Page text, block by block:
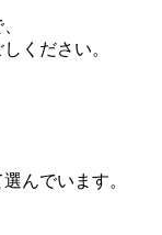
ください。
んでいます。